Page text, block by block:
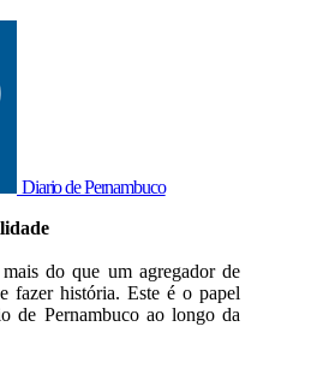
Diario de Pernambuco
do que um agregador de
fazer história. Este é o papel
de Pernambuco ao longo da